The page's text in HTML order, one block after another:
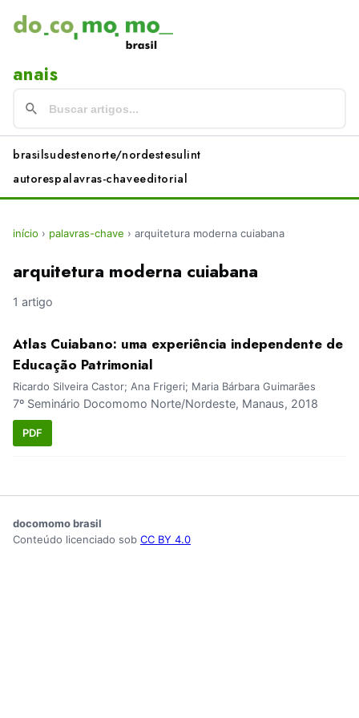
anais
brasilsudestenorte/nordestesulint
autorespalavras-chaveeditorial
início › palavras-chave › arquitetura moderna cuiabana
arquitetura moderna cuiabana
1 artigo
Atlas Cuiabano: uma experiência independente de
Educação Patrimonial
Ricardo Silveira Castor; Ana Frigeri; Maria Bárbara Guimarães
7º Seminário Docomomo Norte/Nordeste, Manaus, 2018
PDF
docomomo brasil
Conteúdo licenciado sob CC BY 4.0